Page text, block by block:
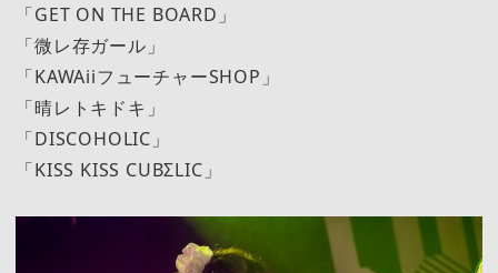
「GET ON THE BOARD」
「微レ存ガール」
「KAWAiiフューチャーSHOP」
「晴レトキドキ」
「DISCOHOLIC」
「KISS KISS CUBΣLIC」